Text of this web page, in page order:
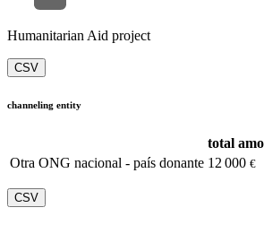
Humanitarian Aid project
CSV
channeling entity
total
Otra ONG nacional - país donante 12 000 €
CSV